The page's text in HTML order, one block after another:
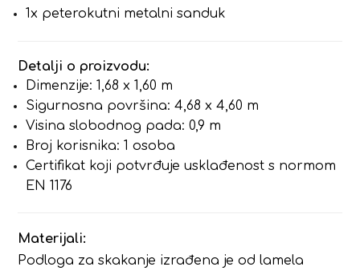
1x peterokutni metalni sanduk
Detalji o proizvodu:
Dimenzije: 1,68 x 1,60 m
Sigurnosna površina: 4,68 x 4,60 m
Visina slobodnog pada: 0,9 m
Broj korisnika: 1 osoba
Certifikat koji potvrđuje usklađenost s normom
EN 1176
Materijali:
Podloga za skakanje izrađena je od lamela